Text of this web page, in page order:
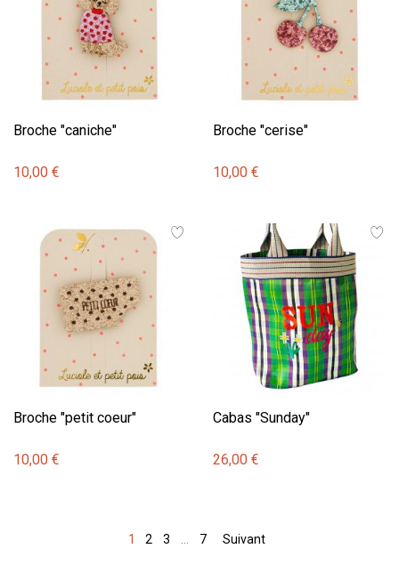
Broche "caniche"
10,00 €
Broche "cerise"
10,00 €
Broche "petit coeur"
10,00 €
Cabas "Sunday"
26,00 €
1 2 3 7 Suivant